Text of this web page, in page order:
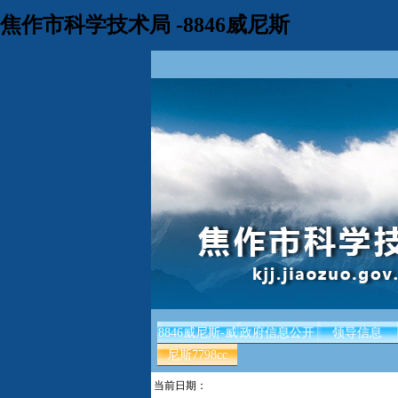
焦作市科学技术局 -8846威尼斯
8846威尼斯-威
尼斯7798cc
政府信息公开 领导信息
当前日期：